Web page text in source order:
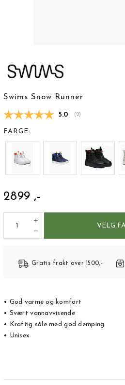
Swims Snow Runner
5.0 (stemmer:
2)
FARGE:
2899 ,-
VELG
Gratis frakt over 1500,-
• God varme og komfort
• Svært vannavvisende
• Kraftig såle med god demping
• Unisex